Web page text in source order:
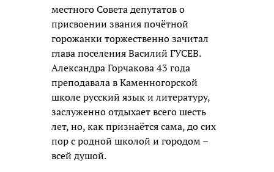
местного Совета депутатов о
присвоении звания почётной
горожанки торжественно зачитал
глава поселения Василий ГУСЕВ.
Александра Горчакова 43 года
преподавала в Каменногорской
школе русский язык и литературу,
заслуженно отдыхает всего шесть
лет, но, как признаётся сама, до сих
пор с родной школой и городом –
всей душой.